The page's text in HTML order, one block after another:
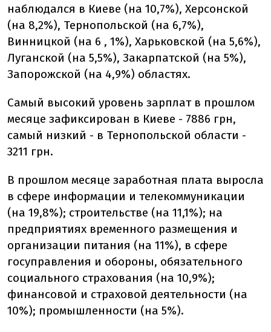
наблюдался в Киеве (на 10,7%), Херсонской
(на 8,2%), Тернопольской (на 6,7%),
Винницкой (на 6 , 1%), Харьковской (на 5,6%),
Луганской (на 5,5%), Закарпатской (на 5%),
Запорожской (на 4,9%) областях.
Самый высокий уровень зарплат в прошлом
месяце зафиксирован в Киеве - 7886 грн,
самый низкий - в Тернопольской области -
3211 грн.
В прошлом месяце заработная плата выросла
в сфере информации и телекоммуникации
(на 19,8%); строительстве (на 11,1%); на
предприятиях временного размещения и
организации питания (на 11%), в сфере
госуправления и обороны, обязательного
социального страхования (на 10,9%);
финансовой и страховой деятельности (на
10%); промышленности (на 5%).